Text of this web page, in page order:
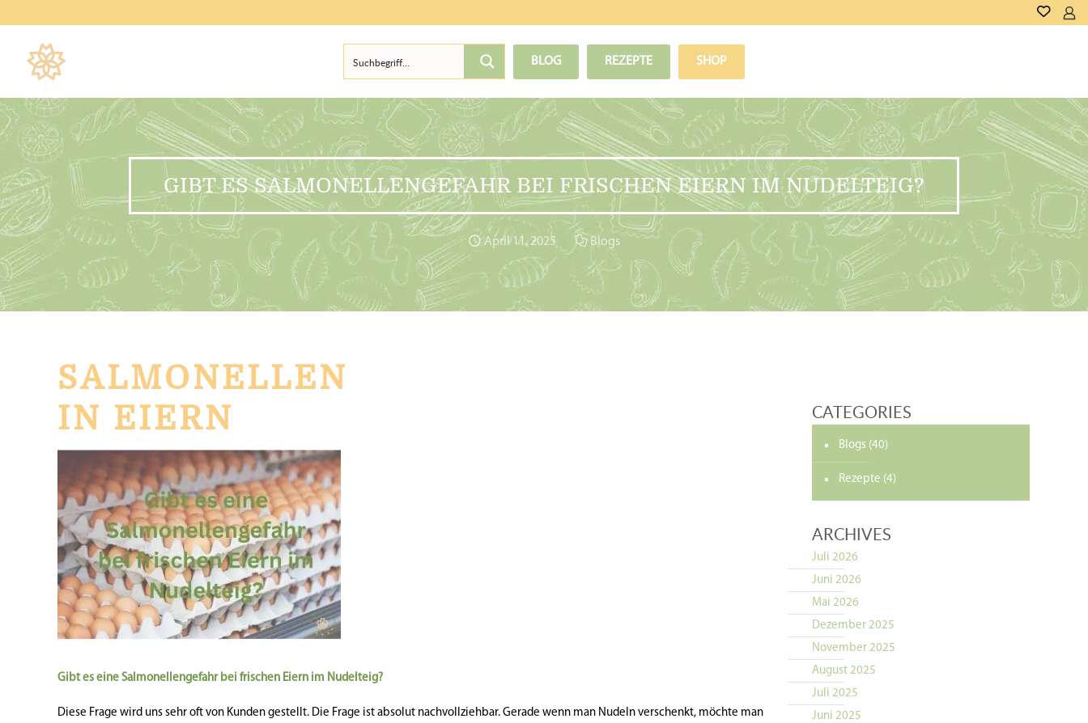
BLOG REZEPTE SHOP
GIBT ES SALMONELLENGEFAHR BEI FRISCHEN EIERN IM NUDELTEIG?
April 11, 2025 Blogs
SALMONELLEN
IN EIERN
Gibt es eine Salmonellengefahr bei frischen Eiern im Nudelteig?
Diese Frage wird uns sehr oft von Kunden gestellt. Die Frage ist absolut nachvollziehbar. Gerade wenn man Nudeln verschenkt, möchte man
CATEGORIES
Blogs (40)
Rezepte (4)
ARCHIVES
Juli 2026
Juni 2026
Mai 2026
Dezember 2025
November 2025
August 2025
Juli 2025
Juni 2025